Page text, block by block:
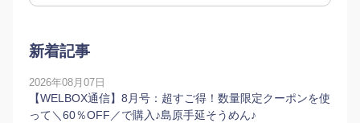
新着記事
2026年08月07日
【WELBOX通信】8月号：超すご得！数量限定クーポンを使
って＼60％OFF／で購入♪島原手延そうめん♪